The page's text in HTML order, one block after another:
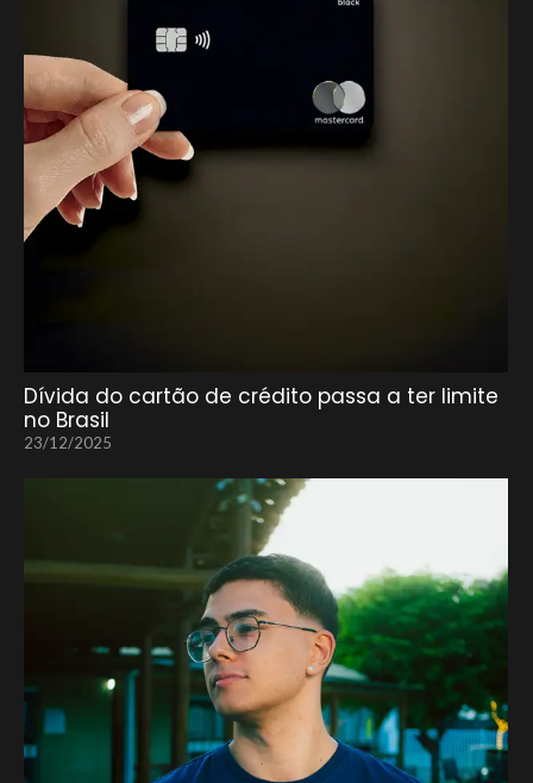
Dívida do cartão de crédito passa a ter limite
no Brasil
23/12/2025